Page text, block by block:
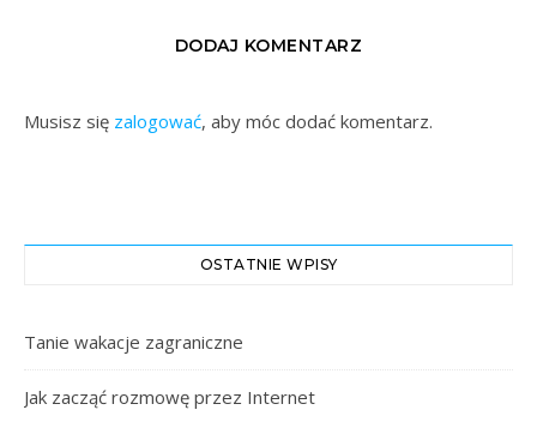
DODAJ KOMENTARZ
Musisz się zalogować, aby móc dodać komentarz.
OSTATNIE WPISY
Tanie wakacje zagraniczne
Jak zacząć rozmowę przez Internet